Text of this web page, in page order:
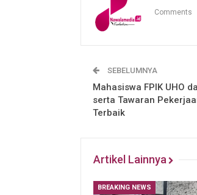
Comments
SEBELUMNYA
Mahasiswa FPIK UHO
serta Tawaran
Terbaik
Artikel Lainnya
BREAKING NEWS